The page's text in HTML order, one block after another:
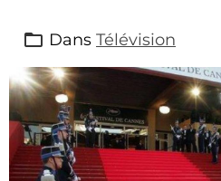
Dans Télévision